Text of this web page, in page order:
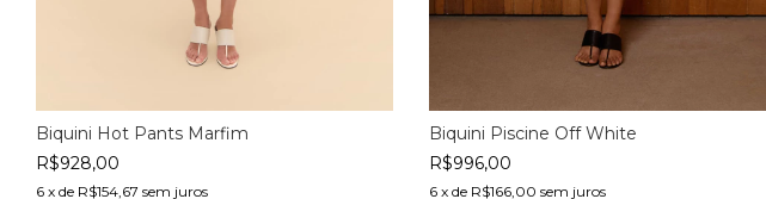
Biquini Hot Pants Marfim
R$928,00
6 x de R$154,67 sem juros
Biquini Piscine Off White
R$996,00
6 x de R$166,00 sem juros